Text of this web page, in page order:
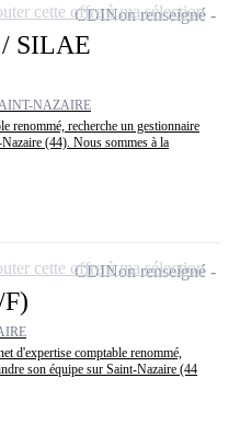
/ SILAE
NAZAIRE
renommé, recherche un gestionnaire
(44). Nous sommes à la
CDINon renseigné
cette offre à ma sélection
d'expertise comptable renommé,
son équipe sur Saint-Nazaire (44
CDINon renseigné
cette offre à ma sélection